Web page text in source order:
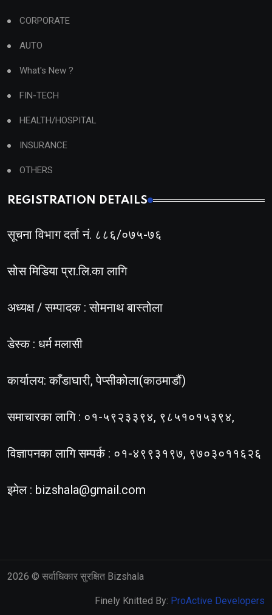
CORPORATE
AUTO
What's New ?
FIN-TECH
HEALTH/HOSPITAL
INSURANCE
OTHERS
REGISTRATION DETAILS
सूचना विभाग दर्ता नं. ८८६/०७५-७६
सोस मिडिया प्रा.लि.का लागि
अध्यक्ष / सम्पादक : सोमनाथ बास्तोला
डेस्क : धर्म मलासी
कार्यालय: काँडाघारी, पेप्सीकोला(काठमाडौं)
समाचारका लागि : ०१-५९२३३९४, ९८५१०१५३९४,
विज्ञापनका लागि सम्पर्क : ०१-४९९३१९७, ९७०३०११६२६
इमेल : bizshala@gmail.com
2026 © सर्वाधिकार सुरक्षित Bizshala
Finely Knitted By: ProActive Developers